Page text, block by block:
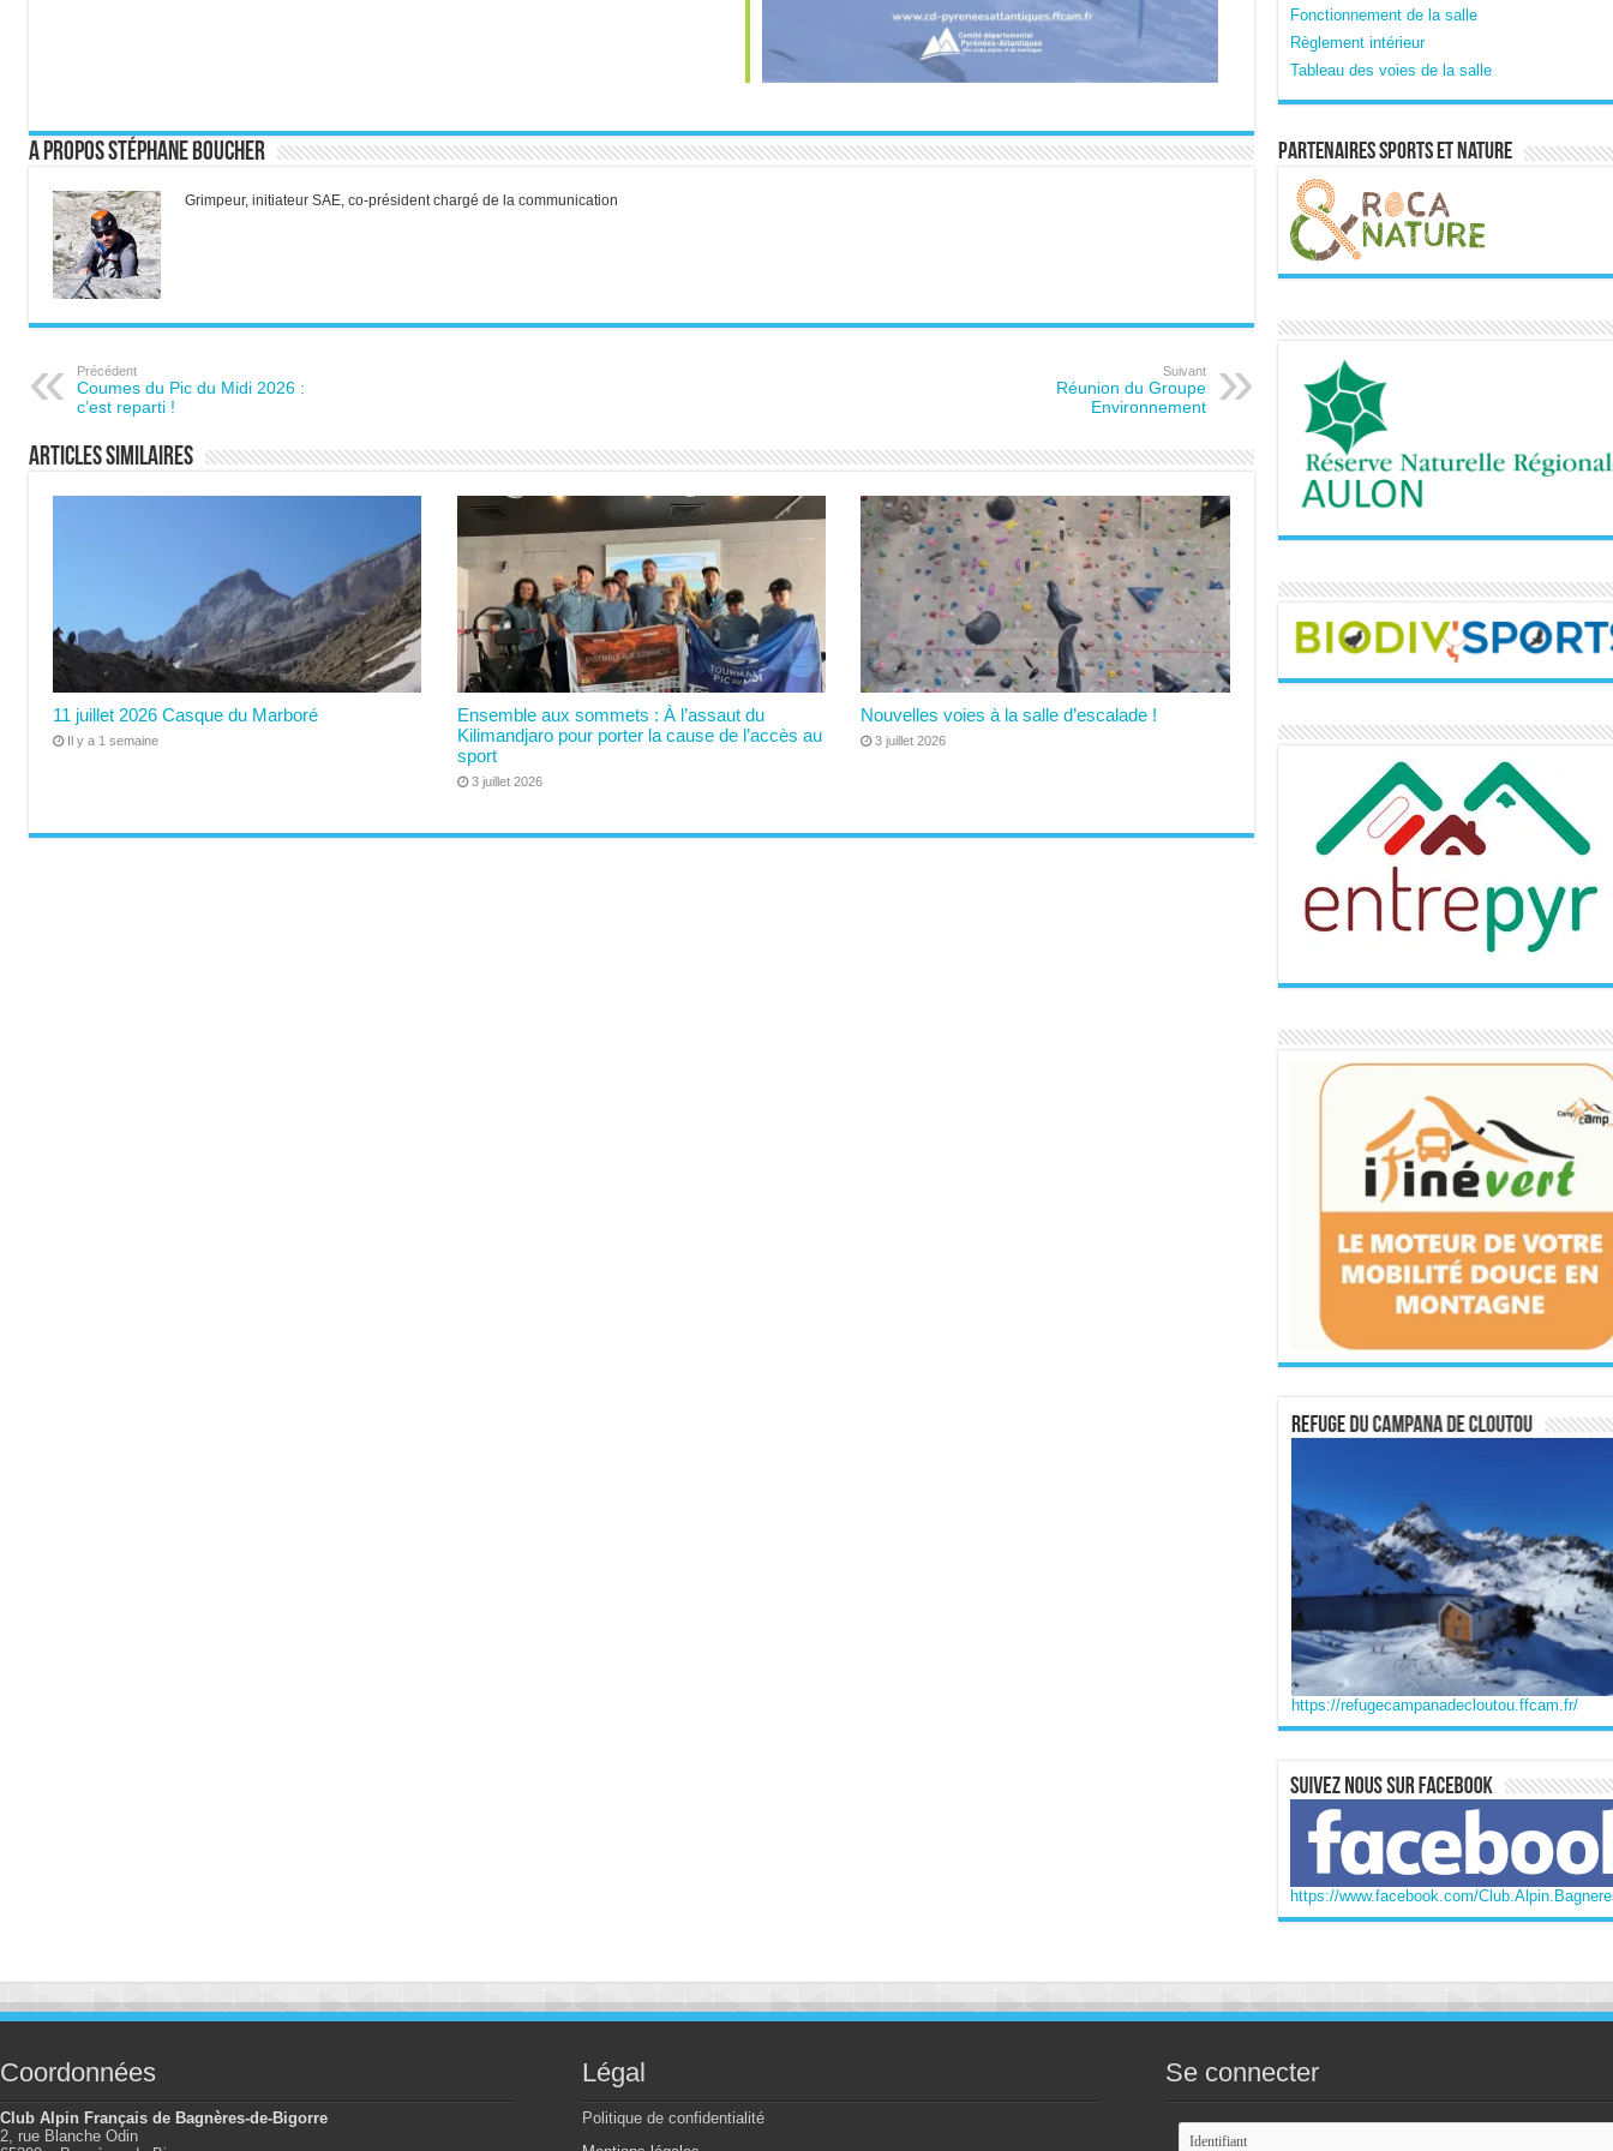
A propos Stéphane Boucher
Grimpeur, initiateur SAE, co-président chargé de la communication
Précédent
Coumes du Pic du Midi 2026 :
c’est reparti !
Suivant
Réunion du Groupe
Environnement
Articles similaires
11 juillet 2026 Casque du Marboré
Il y a 1 semaine
Ensemble aux sommets : À l’assaut du
Kilimandjaro pour porter la cause de l’accès au
sport
3 juillet 2026
Nouvelles voies à la salle d’escalade !
3 juillet 2026
Fonctionnement de la salle
Règlement intérieur
Tableau des voies de la salle
Partenaires sports et nature
https://refugecampanadecloutou.ffcam.fr/
https://www.facebook.com/
Coordonnées
Club Alpin Français de Bagnères-de-Bigorre
2, rue Blanche Odin
Légal
Politique de confidentialité
Se connecter